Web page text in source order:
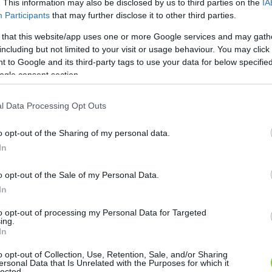
This information may also be disclosed by us to third parties on the
Participants that may further disclose it to other third parties.
that this website/app uses one or more Google services and may
but not limited to your visit or usage behaviour. You may
to Google and its third-party tags to use your data for below
consent section.
Data Processing Opt Outs
opt-out of the Sharing of my personal data.
opt-out of the Sale of my Personal Data.
opt-out of processing my Personal Data for Targeted
opt-out of Collection, Use, Retention, Sale, and/or Sharing
Data that Is Unrelated with the Purposes for which it
még az a plusz adalék, hogy a KTE
sok szempontból izgalmasabb messze földről
ikszedik alkalommal játszani. Jó, a „konfettinek” is
(az UEFA 54 tagországának 177 csapata
a kecskemétiek – de mégis, ahhoz képest,
szinte felfoghatatlan, hogy most meg egy
Ki gondolta volna ezt? Még talán a
élik meg.
2023/07/20230727_201015.mp4
tanítványai a
ellen? Egyáltalán mennyire
és ötödakkora népességű országból jönnek, az
vannak légiósokkal, főleg brazil, afrikai és dél-
euróra taksálják, míg a kecskemétit 6,5